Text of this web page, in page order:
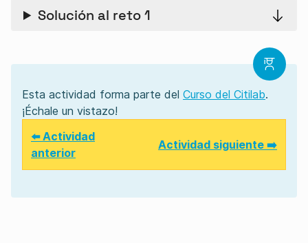
Solución al reto 1
Esta actividad forma parte del Curso del Citilab.
¡Échale un vistazo!
⬅️ Actividad
anterior
Actividad siguiente ➡️